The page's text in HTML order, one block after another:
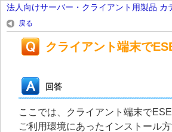
法人向けサーバー・クライアント用製品 カ
戻る
クライアント端末で
回答
ここでは、クライアント端末で
ご利用環境にあったインストール